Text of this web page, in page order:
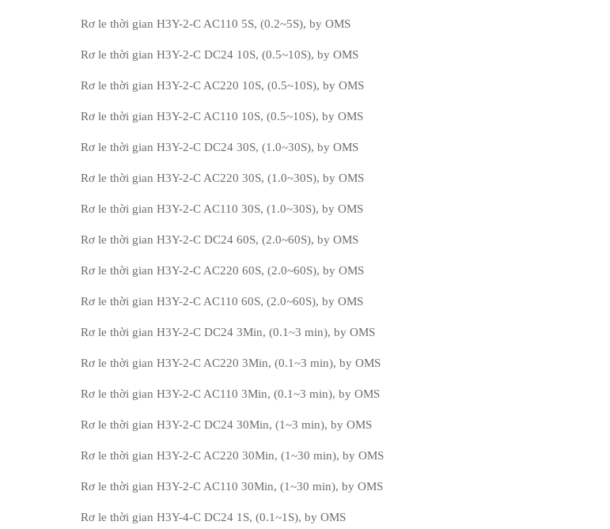
Rơ le thời gian H3Y-2-C AC110 5S, (0.2~5S), by OMS
Rơ le thời gian H3Y-2-C DC24 10S, (0.5~10S), by OMS
Rơ le thời gian H3Y-2-C AC220 10S, (0.5~10S), by OMS
Rơ le thời gian H3Y-2-C AC110 10S, (0.5~10S), by OMS
Rơ le thời gian H3Y-2-C DC24 30S, (1.0~30S), by OMS
Rơ le thời gian H3Y-2-C AC220 30S, (1.0~30S), by OMS
Rơ le thời gian H3Y-2-C AC110 30S, (1.0~30S), by OMS
Rơ le thời gian H3Y-2-C DC24 60S, (2.0~60S), by OMS
Rơ le thời gian H3Y-2-C AC220 60S, (2.0~60S), by OMS
Rơ le thời gian H3Y-2-C AC110 60S, (2.0~60S), by OMS
Rơ le thời gian H3Y-2-C DC24 3Min, (0.1~3 min), by OMS
Rơ le thời gian H3Y-2-C AC220 3Min, (0.1~3 min), by OMS
Rơ le thời gian H3Y-2-C AC110 3Min, (0.1~3 min), by OMS
Rơ le thời gian H3Y-2-C DC24 30Min, (1~3 min), by OMS
Rơ le thời gian H3Y-2-C AC220 30Min, (1~30 min), by OMS
Rơ le thời gian H3Y-2-C AC110 30Min, (1~30 min), by OMS
Rơ le thời gian H3Y-4-C DC24 1S, (0.1~1S), by OMS